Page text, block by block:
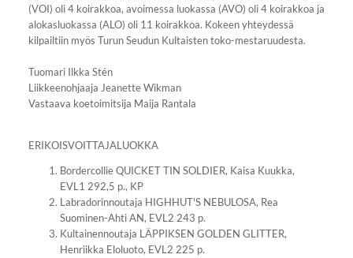
(VOI) oli 4 koirakkoa, avoimessa luokassa (AVO) oli 4 koirakkoa ja
alokasluokassa (ALO) oli 11 koirakkoa. Kokeen yhteydessä
kilpailtiin myös Turun Seudun Kultaisten toko-mestaruudesta.
Tuomari Ilkka Stén
Liikkeenohjaaja Jeanette Wikman
Vastaava koetoimitsija Maija Rantala
ERIKOISVOITTAJALUOKKA
Bordercollie QUICKET TIN SOLDIER, Kaisa Kuukka,
EVL1 292,5 p., KP
Labradorinnoutaja HIGHHUT'S NEBULOSA, Rea
Suominen-Ahti AN, EVL2 243 p.
Kultainennoutaja LÄPPIKSEN GOLDEN GLITTER,
Henriikka Eloluoto, EVL2 225 p.